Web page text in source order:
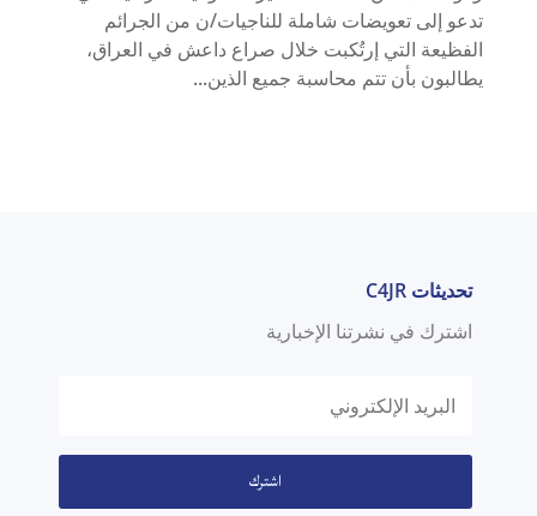
تدعو إلى تعويضات شاملة للناجيات/ن من الجرائم
الفظيعة التي إرتُكبت خلال صراع داعش في العراق،
يطالبون بأن تتم محاسبة جميع الذين...
تحديثات C4JR
اشترك في نشرتنا الإخبارية
اشترك